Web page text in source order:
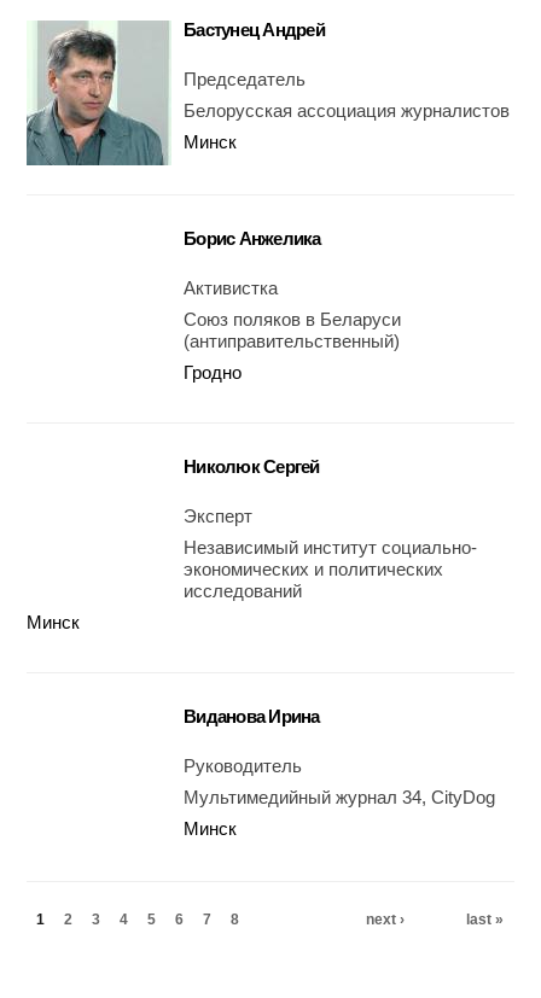
Бастунец Андрей
Председатель
Белорусская ассоциация журналистов
Минск
Борис Анжелика
Активистка
Союз поляков в Беларуси
(антиправительственный)
Гродно
Николюк Сергей
Эксперт
Независимый институт социально-
экономических и политических
исследований
Минск
Виданова Ирина
Руководитель
Мультимедийный журнал 34, CityDog
Минск
Pages
1 2 3 4 5 6 7 8 next › last »